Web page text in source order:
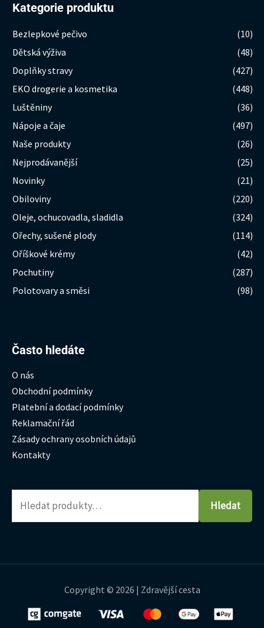
Kategorie produktu
Bezlepkové pečivo
(10)
Dětská výživa
(48)
Doplňky stravy
(427)
EKO drogerie a kosmetika
(448)
Luštěniny
(36)
Nápoje a čaje
(497)
Naše produkty
(26)
Nejprodávanější
(25)
Novinky
(21)
Obiloviny
(220)
Oleje, ochucovadla, sladidla
(324)
Ořechy, sušené plody
(114)
Oříškové krémy
(42)
Pochutiny
(287)
Polotovary a směsi
(98)
Často hledáte
O nás
Obchodní podmínky
Platební a dodací podmínky
Reklamační řád
Zásady ochrany osobních údajů
Kontakty
Hledat:
Hledat
Copyright © 2026 | Zdravější cesta